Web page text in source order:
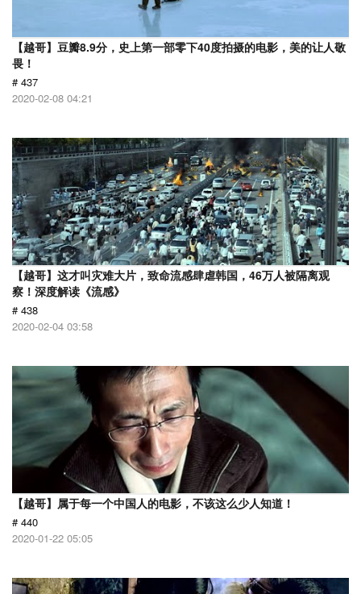
【越哥】豆瓣8.9分，史上第一部零下40度拍摄的电影，美的让人敬
畏！
# 437
2020-02-08 04:21
【越哥】这才叫灾难大片，致命流感肆虐韩国，46万人被隔离观
察！深度解读《流感》
# 438
2020-02-04 03:58
【越哥】属于每一个中国人的电影，不该这么少人知道！
# 440
2020-01-22 05:05